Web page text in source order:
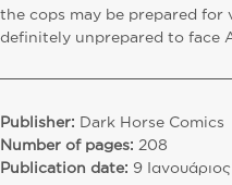
the cops may be prepared for
definitely unprepared to face
Publisher: Dark Horse Comics
Number of pages: 208
Publication date: 9